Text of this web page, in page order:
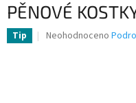
PĚNOVÉ
Tip
Průměrné
Neohodnoceno